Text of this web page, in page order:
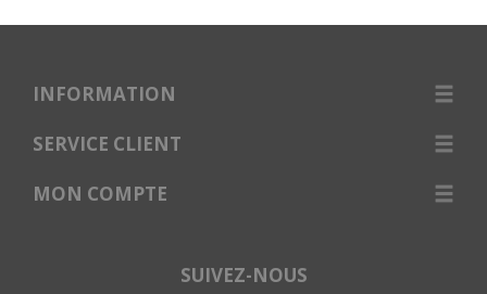
INFORMATION
SERVICE CLIENT
MON COMPTE
SUIVEZ-NOUS